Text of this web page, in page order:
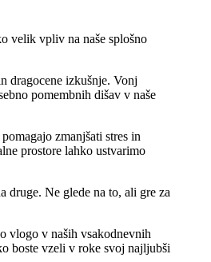
velik vpliv na naše splošno
dragocene izkušnje. Vonj
pomembnih dišav v naše
zmanjšati stres in
prostore lahko ustvarimo
druge. Ne glede na to, ali gre za
vlogo v naših vsakodnevnih
boste vzeli v roke svoj najljubši